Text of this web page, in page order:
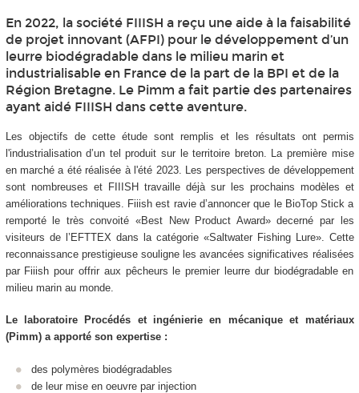
En 2022, la société FIIISH a reçu une aide à la faisabilité
de projet innovant (AFPI) pour le développement d’un
leurre biodégradable dans le milieu marin et
industrialisable en France de la part de la BPI et de la
Région Bretagne. Le Pimm a fait partie des partenaires
ayant aidé FIIISH dans cette aventure.
Les objectifs de cette étude sont remplis et les résultats ont permis
l'industrialisation d’un tel produit sur le territoire breton. La première mise
en marché a été réalisée à l'été 2023. Les perspectives de développement
sont nombreuses et FIIISH travaille déjà sur les prochains modèles et
améliorations techniques. Fiiish est ravie d’annoncer que le BioTop Stick a
remporté le très convoité «Best New Product Award» decerné par les
visiteurs de l’EFTTEX dans la catégorie «Saltwater Fishing Lure». Cette
reconnaissance prestigieuse souligne les avancées significatives réalisées
par Fiiish pour offrir aux pêcheurs le premier leurre dur biodégradable en
milieu marin au monde.
Le laboratoire Procédés et ingénierie en mécanique et matériaux
(Pimm) a apporté son expertise :
des polymères biodégradables
de leur mise en oeuvre par injection